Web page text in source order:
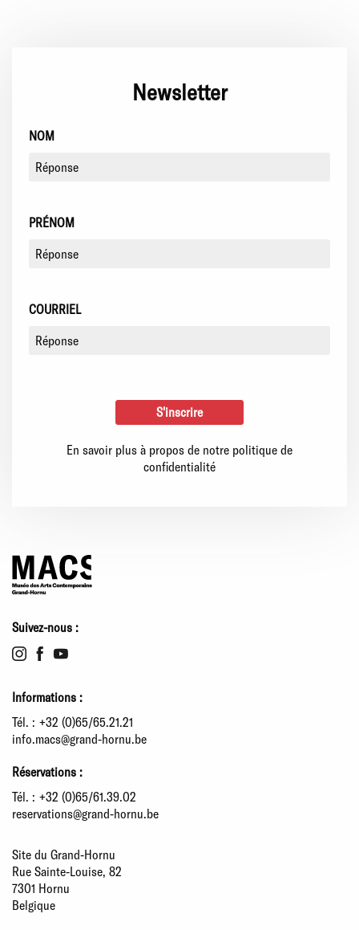
Newsletter
NOM
PRÉNOM
COURRIEL
En savoir plus à propos de notre politique de
confidentialité
Suivez-nous :
Informations :
Tél. : +32 (0)65/65.21.21
info.macs@grand-hornu.be
Réservations :
Tél. : +32 (0)65/61.39.02
reservations@grand-hornu.be
Site du Grand-Hornu
Rue Sainte-Louise, 82
7301 Hornu
Belgique